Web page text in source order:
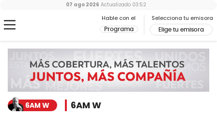
Hable con el
Programa
Selecciona tu emisora
Elige tu emisora
07 ago 2026 Actualizado 03:52
6AM W 6AM W